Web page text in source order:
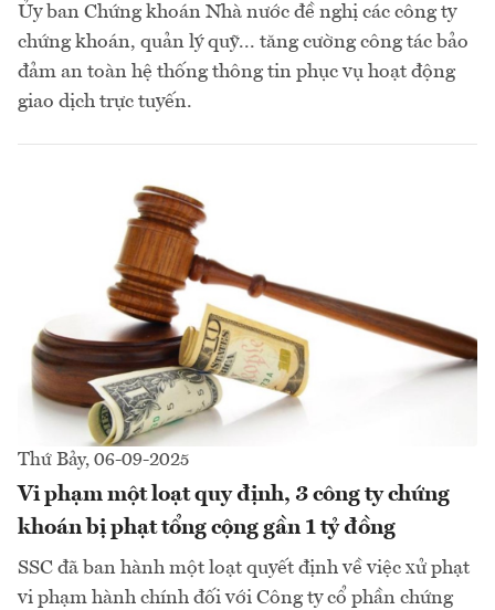
Ủy ban Chứng khoán Nhà nước đề nghị các công ty
chứng khoán, quản lý quỹ... tăng cường công tác bảo
đảm an toàn hệ thống thông tin phục vụ hoạt động
giao dịch trực tuyến.
Thứ Bảy, 06-09-2025
Vi phạm một loạt quy định, 3 công ty chứng
khoán bị phạt tổng cộng gần 1 tỷ đồng
SSC đã ban hành một loạt quyết định về việc xử phạt
vi phạm hành chính đối với Công ty cổ phần chứng